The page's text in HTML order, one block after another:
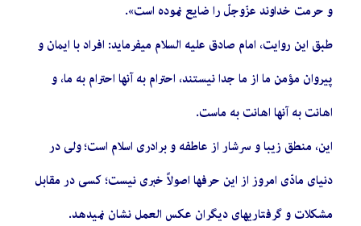
و حرمت خداوند عزّوجلّ را ضایع نموده است».
طبق این روایت، امام صادق علیه السلام میفرماید: افراد با ایمان و
پیروان مؤمن ما از ما جدا نیستند، احترام به آنها احترام به ما، و
اهانت به آنها اهانت به ماست.
این، منطق زیبا و سرشار از عاطفه و برادری اسلام است؛ ولی در
دنیای مادّی امروز از این حرفها اصولاً خبری نیست؛ كسی در مقابل
مشكلات و گرفتاریهای دیگران عكس العمل نشان نمیدهد.